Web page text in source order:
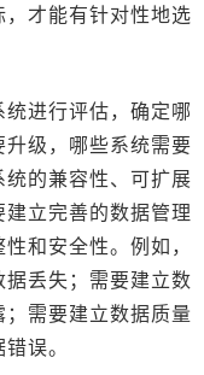
才能有针对性地选
进行评估，确定哪
级，哪些系统需要
的兼容性、可扩展
立完善的数据管理
和安全性。例如，
丢失；需要建立数
需要建立数据质量
误。